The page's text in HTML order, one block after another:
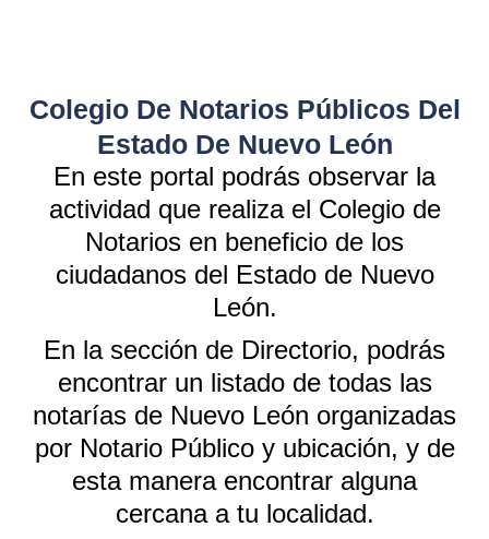
Colegio De Notarios Públicos Del
Estado De Nuevo León
En este portal podrás observar la
actividad que realiza el Colegio de
Notarios en beneficio de los
ciudadanos del Estado de Nuevo
León.
En la sección de Directorio, podrás
encontrar un listado de todas las
notarías de Nuevo León organizadas
por Notario Público y ubicación, y de
esta manera encontrar alguna
cercana a tu localidad.